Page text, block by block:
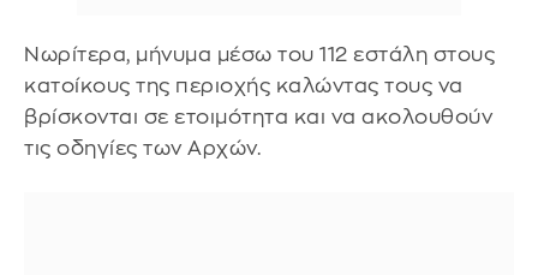
Νωρίτερα, μήνυμα μέσω του 112 εστάλη στους
κατοίκους της περιοχής καλώντας τους να
βρίσκονται σε ετοιμότητα και να ακολουθούν
τις οδηγίες των Αρχών.